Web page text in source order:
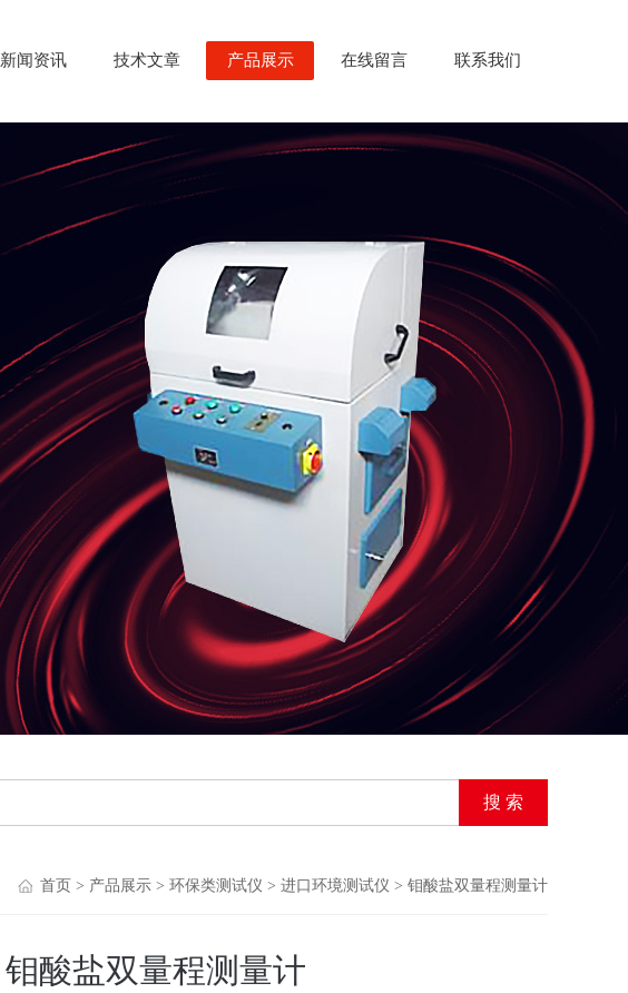
新闻资讯 技术文章 产品展示 在线留言 联系我们
首页 > 产品展示 > 环保类测试仪 > 进口环境测试仪 > 钼酸盐双量程测量计
钼酸盐双量程测量计